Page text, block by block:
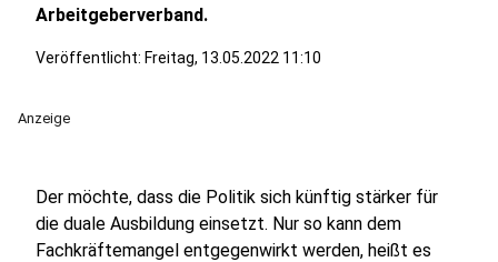
Arbeitgeberverband.
Veröffentlicht: Freitag, 13.05.2022 11:10
Anzeige
Der möchte, dass die Politik sich künftig stärker für
die duale Ausbildung einsetzt. Nur so kann dem
Fachkräftemangel entgegenwirkt werden, heißt es